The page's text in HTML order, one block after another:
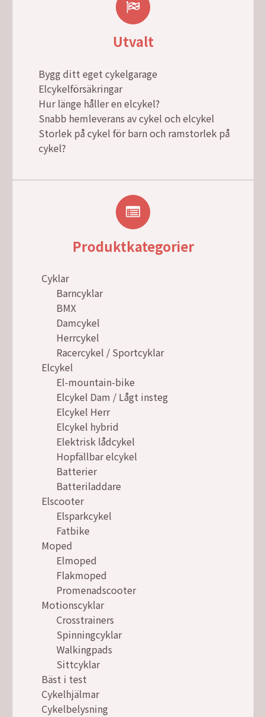
Utvalt
Bygg ditt eget cykelgarage
Elcykelförsäkringar
Hur länge håller en elcykel?
Snabb hemleverans av cykel och elcykel
Storlek på cykel för barn och ramstorlek på
cykel?
Produktkategorier
Cyklar
Barncyklar
BMX
Damcykel
Herrcykel
Racercykel / Sportcyklar
Elcykel
El-mountain-bike
Elcykel Dam / Lågt insteg
Elcykel Herr
Elcykel hybrid
Elektrisk lådcykel
Hopfällbar elcykel
Batterier
Batteriladdare
Elscooter
Elsparkcykel
Fatbike
Moped
Elmoped
Flakmoped
Promenadscooter
Motionscyklar
Crosstrainers
Spinningcyklar
Walkingpads
Sittcyklar
Bäst i test
Cykelhjälmar
Cykelbelysning